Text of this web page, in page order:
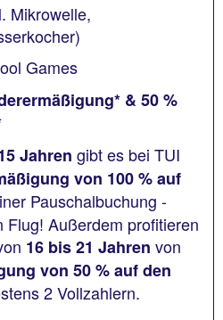
Mikrowelle,
Games
& 50 %
Jahren gibt es bei TUI
von 100 % auf
Pauschalbuchung -
Flug! Außerdem profitieren
16 bis 21 Jahren von
von 50 % auf den
2 Vollzahlern.